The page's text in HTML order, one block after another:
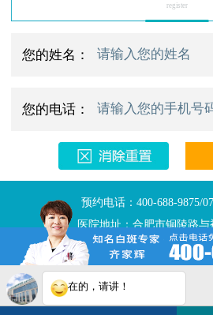
register
您的姓名：
您的电话：
预约电话：400-688-9875/
医院地址：合肥市铜陵路与
Copyright © 2025合肥华夏白班癫疯研
注：本网站信息仅供参考，不能作
在的，请讲！
您的白斑在什么部位？
白斑在线问医生